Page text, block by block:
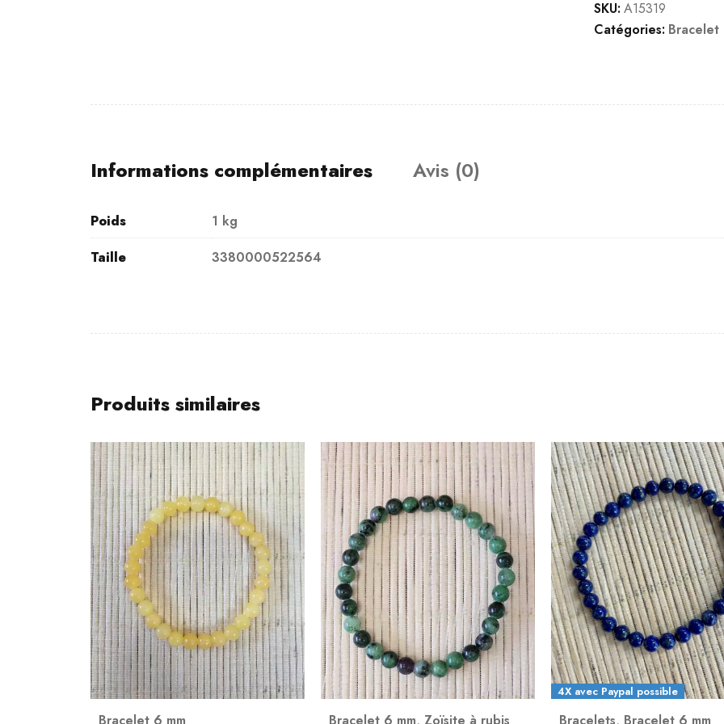
SKU: A15319
Catégories: Bracelet
Informations complémentaires Avis (0)
Poids
1 kg
Taille
3380000522564
Produits similaires
4X avec Paypal possible 4X avec Paypal possible